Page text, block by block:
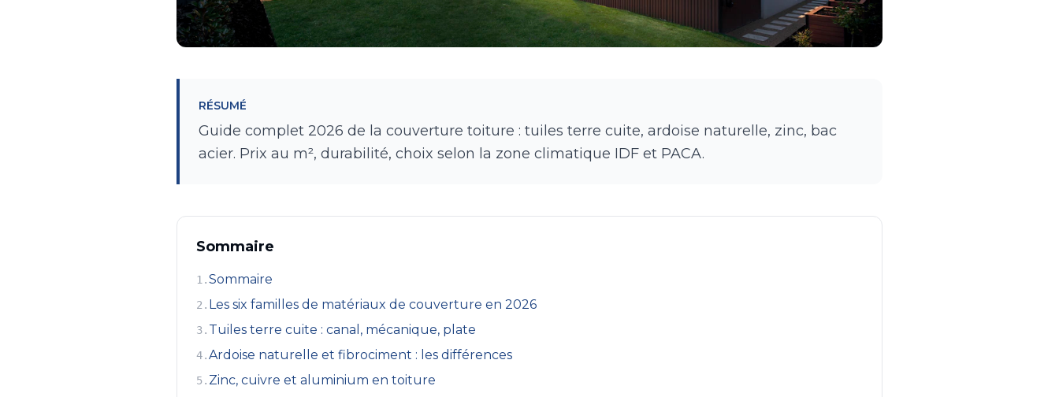
RÉSUMÉ
Guide complet 2026 de la couverture toiture : tuiles terre cuite, ardoise naturelle, zinc, bac
acier. Prix au m², durabilité, choix selon la zone climatique IDF et PACA.
Sommaire
1 .Sommaire
2 . Les six familles de matériaux de couverture en 2026
3. Tuiles terre cuite : canal, mécanique, plate
4.Ardoise naturelle et fibrociment : les différences
5. Zinc, cuivre et aluminium en toiture